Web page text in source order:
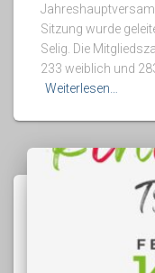
Sitzung wurde
Selig. Die
233 weiblich und
Weiterlesen…